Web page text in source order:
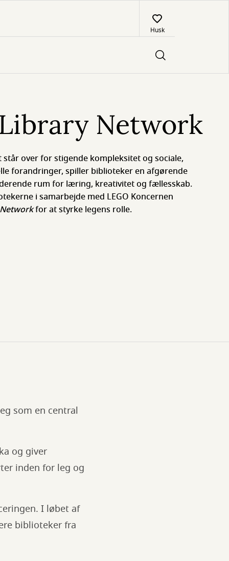
Husk
Network
over for stigende kompleksitet og sociale,
forandringer, spiller biblioteker en afgørende
rum for læring, kreativitet og fællesskab.
i samarbejde med LEGO Koncernen
for at styrke legens rolle.
som en central
og giver
inden for leg og
I løbet af
biblioteker fra